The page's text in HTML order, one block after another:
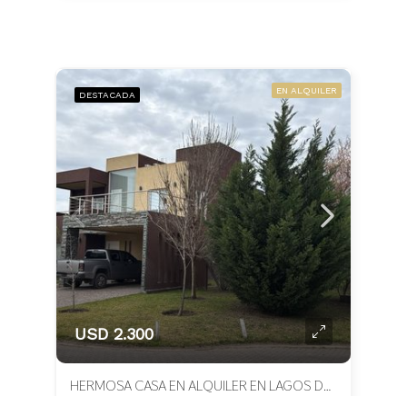
DESTACADA EN ALQUILER
USD 2.300
HERMOSA CASA EN ALQUILER EN LAGOS DE CANNING